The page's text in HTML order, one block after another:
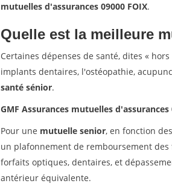
mutuelles d'assurances 09000 FOIX.
Quelle est la meilleure
Certaines dépenses de santé, dites «
implants dentaires, l'ostéopathie,
santé sénior.
GMF Assurances mutuelles d'assurances
Pour une mutuelle senior, en fonction
un plafonnement de remboursement
forfaits optiques, dentaires, et
antérieur équivalente.